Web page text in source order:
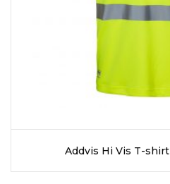
Addvis Hi Vis T-shirt